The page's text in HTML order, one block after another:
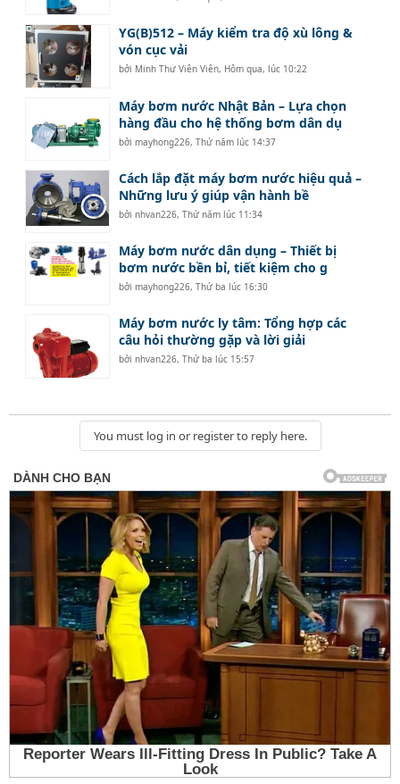
YG(B)512 – Máy kiểm tra độ xù lông &
vón cục vải
bởi Minh Thư Viên Viên, Hôm qua, lúc 10:22
Máy bơm nước Nhật Bản – Lựa chọn
hàng đầu cho hệ thống bơm dân dụ
bởimayhong226,Thứ năm lúc 14:37
Cách lắp đặt máy bơm nước hiệu quả –
Những lưu ý giúp vận hành bề
bởinhvan226,Thứ năm lúc 11:34
Máy bơm nước dân dụng – Thiết bị
bơm nước bền bỉ, tiết kiệm cho g
bởimayhong226,Thứ ba lúc 16:30
Máy bơm nước ly tâm: Tổng hợp các
câu hỏi thường gặp và lời giải
bởinhvan226,Thứ ba lúc 15:57
You must log in or register to reply here.